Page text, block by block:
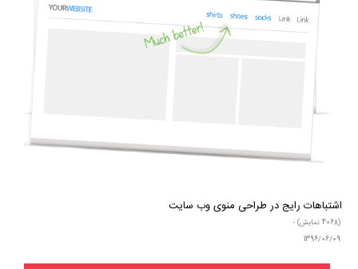
اشتباهات رایج در طراحی منوی وب سایت
(4068 نمایش) -
1396/06/09